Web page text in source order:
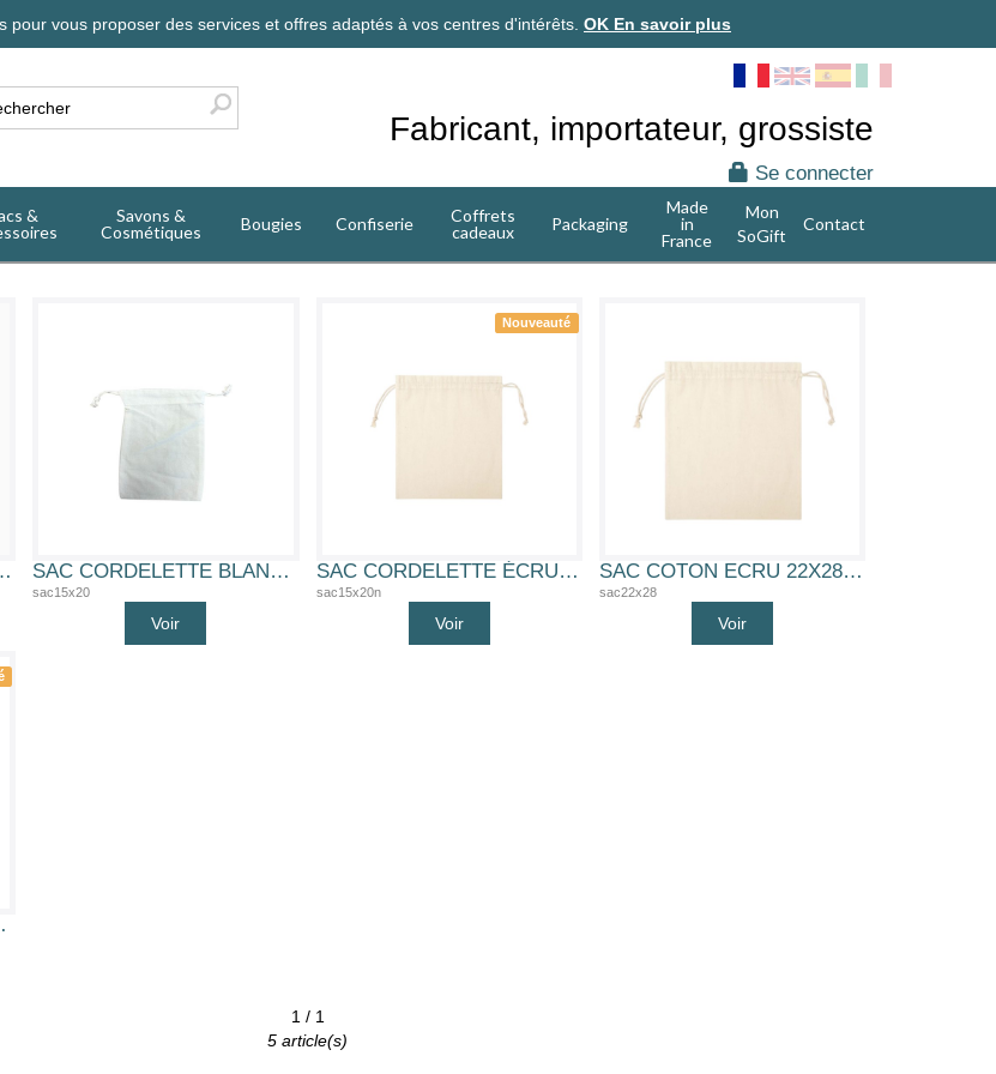
vous proposer des services et offres adaptés à vos centres d'intérêts. OK En savoir plus
Fabricant, importateur, grossiste
Se connecter
&
Savons &
Cosmétiques
Bougies Confiserie
Coffrets
cadeaux
Packaging
Made
in
France
Mon
SoGift
Contact
CM 100% COTON SAC CORDELETTE BLANC 15X20 CM 100% COTON
sac15x20
Voir
Nouveauté
SAC CORDELETTE ÉCRU 15X20 CM 100% COTON
sac15x20n
Voir
SAC COTON ECRU 22X28CM (SAC COTON 22X28)
sac22x28
Voir
COTON
1 / 1
5 article(s)